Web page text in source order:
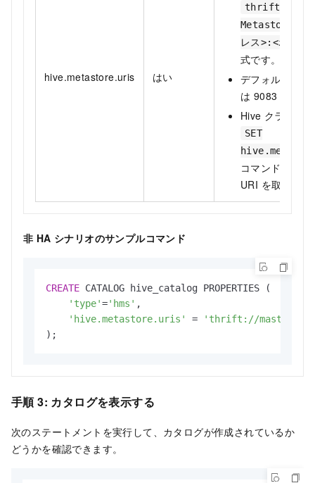
hive.metastore.uris はい
thrift://
Metastore の
レス>:<ポート
式です。
デフォルトのポ
は 9083 です。
Hive クライア
SET
コマンドを実行
URI を取得でき
非 HA シナリオのサンプルコマンド
CREATE CATALOG hive_catalog PROPERTIES (
'type'='hms' ,
'hive.metastore.uris'
=
'thrift://master-1-
);
手順 3: カタログを表示する
次のステートメントを実行して、カタログが作成されているか
どうかを確認できます。